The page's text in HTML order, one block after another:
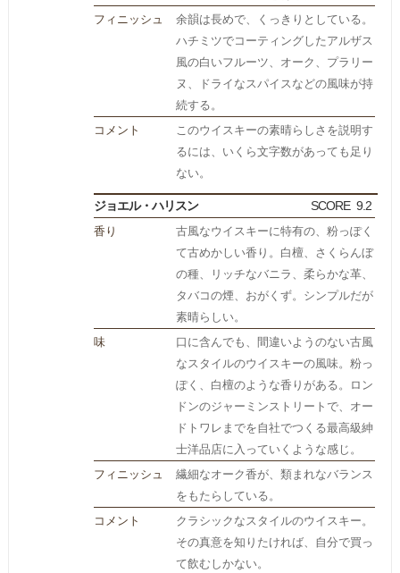
フィニッシュ
余韻は長めで、くっきりとしている。
ハチミツでコーティングしたアルザス
風の白いフルーツ、オーク、プラリー
ヌ、ドライなスパイスなどの風味が持
続する。
コメント
このウイスキーの素晴らしさを説明す
るには、いくら文字数があっても足り
ない。
ジョエル・ハリスン SCORE 9.2
香り
古風なウイスキーに特有の、粉っぽく
て古めかしい香り。白檀、さくらんぼ
の種、リッチなバニラ、柔らかな革、
タバコの煙、おがくず。シンプルだが
素晴らしい。
味
口に含んでも、間違いようのない古風
なスタイルのウイスキーの風味。粉っ
ぽく、白檀のような香りがある。ロン
ドンのジャーミンストリートで、オー
ドトワレまでを自社でつくる最高級紳
士洋品店に入っていくような感じ。
フィニッシュ
繊細なオーク香が、類まれなバランス
をもたらしている。
コメント
クラシックなスタイルのウイスキー。
その真意を知りたければ、自分で買っ
て飲むしかない。